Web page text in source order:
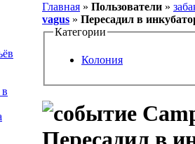
Главная » Пользователи »
vagus » Пересадил в
Категории
Колония